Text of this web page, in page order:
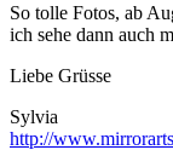
So tolle Fotos, ab
ich sehe dann auch
Liebe Grüsse
Sylvia
http://